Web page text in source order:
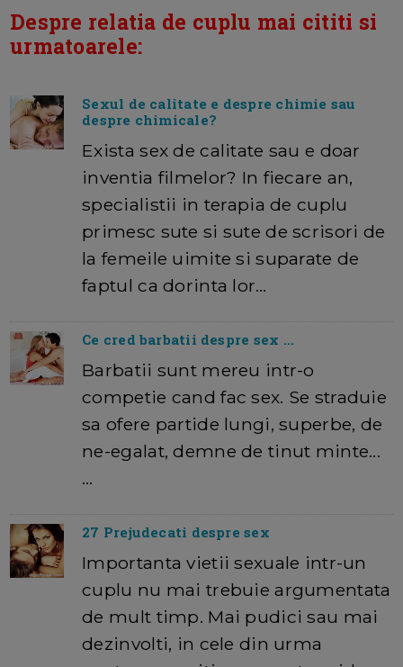
Despre relatia de cuplu mai cititi si
urmatoarele:
Sexul de calitate e despre chimie sau
despre chimicale?
Exista sex de calitate sau e doar
inventia filmelor? In fiecare an,
specialistii in terapia de cuplu
primesc sute si sute de scrisori de
la femeile uimite si suparate de
faptul ca dorinta lor…
Ce cred barbatii despre sex ...
Barbatii sunt mereu intr-o
competie cand fac sex. Se straduie
sa ofere partide lungi, superbe, de
ne-egalat, demne de tinut minte...
…
27 Prejudecati despre sex
Importanta vietii sexuale intr-un
cuplu nu mai trebuie argumentata
de mult timp. Mai pudici sau mai
dezinvolti, in cele din urma